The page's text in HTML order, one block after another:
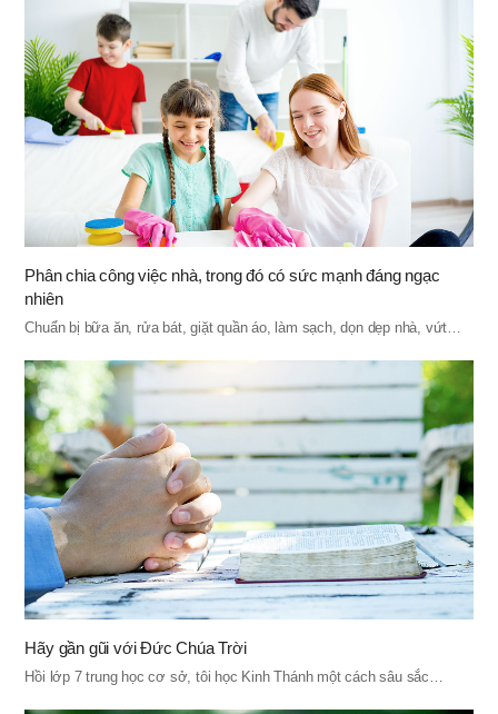
Phân chia công việc nhà, trong đó có sức mạnh đáng ngạc
nhiên
Chuẩn bị bữa ăn, rửa bát, giặt quần áo, làm sạch, dọn dẹp nhà, vứt…
Hãy gần gũi với Đức Chúa Trời
Hồi lớp 7 trung học cơ sở, tôi học Kinh Thánh một cách sâu sắc…